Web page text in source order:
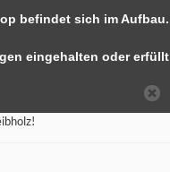
befindet sich im Aufbau.
eingehalten oder erfüllt